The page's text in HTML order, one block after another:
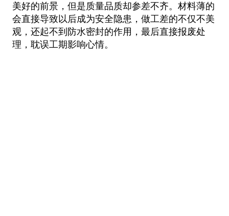
美好的前景，但是质量品质却参差不齐。材料薄的
会直接导致以后成为安全隐患，做工差的不仅不美
观，还起不到防水密封的作用，最后直接报废处
理，耽误工期影响心情。